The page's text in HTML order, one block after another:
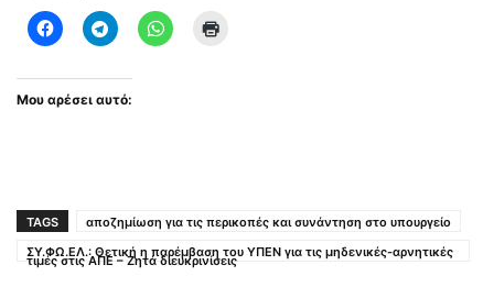
Μου αρέσει αυτό:
TAGS
αποζημίωση για τις περικοπές και συνάντηση στο υπουργείο
ΣΥ.ΦΩ.ΕΛ.: Θετική η παρέμβαση του ΥΠΕΝ για τις μηδενικές-αρνητικές
τιμές στις ΑΠΕ – Ζητά διευκρινίσεις